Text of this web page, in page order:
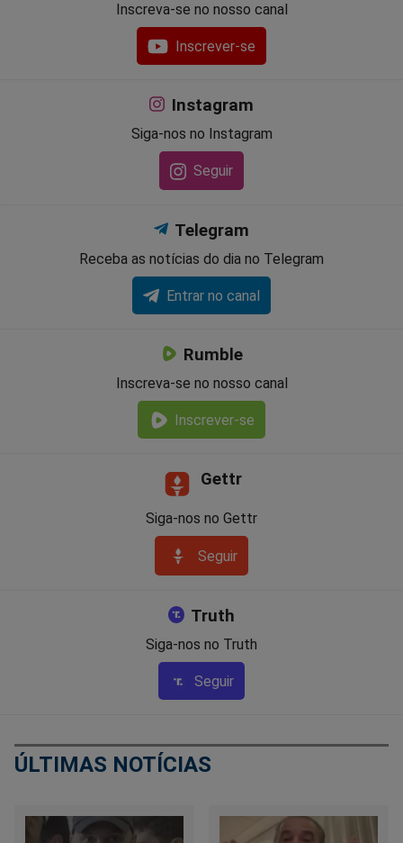
Inscreva-se no nosso canal
Inscrever-se
Instagram
Siga-nos no Instagram
Seguir
Telegram
Receba as notícias do dia no Telegram
Entrar no canal
Rumble
Inscreva-se no nosso canal
Inscrever-se
Gettr
Siga-nos no Gettr
Seguir
Truth
Siga-nos no Truth
Seguir
ÚLTIMAS NOTÍCIAS